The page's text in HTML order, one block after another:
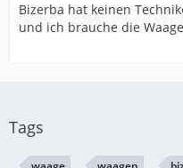
Bizerba hat keinen
und ich brauche die
Tags